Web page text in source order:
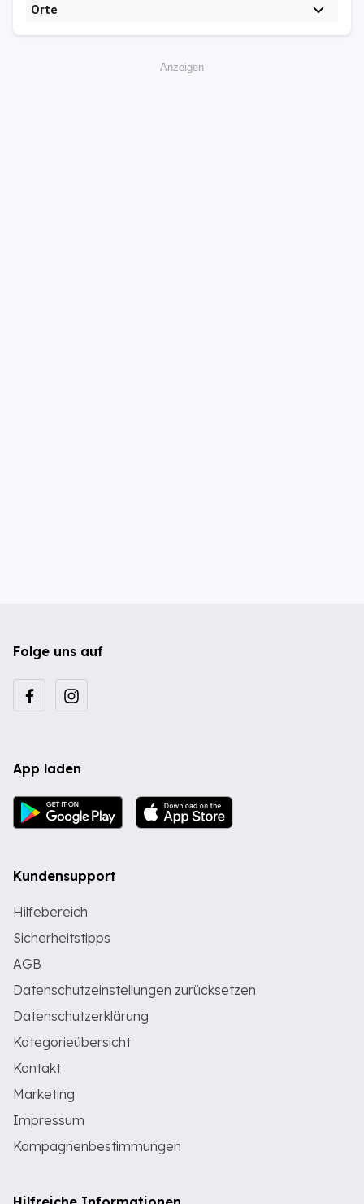
Orte
Anzeigen
Folge uns auf
App laden
Kundensupport
Hilfebereich
Sicherheitstipps
AGB
Datenschutzeinstellungen zurücksetzen
Datenschutzerklärung
Kategorieübersicht
Kontakt
Marketing
Impressum
Kampagnenbestimmungen